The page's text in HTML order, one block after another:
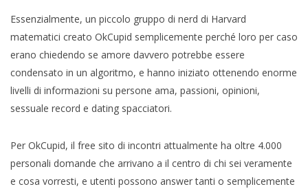
Essenzialmente, un piccolo gruppo di nerd di Harvard
matematici creato OkCupid semplicemente perché loro per caso
erano chiedendo se amore davvero potrebbe essere
condensato in un algoritmo, e hanno iniziato ottenendo enorme
livelli di informazioni su persone ama, passioni, opinioni,
sessuale record e dating spacciatori.
Per OkCupid, il free sito di incontri attualmente ha oltre 4.000
personali domande che arrivano a il centro di chi sei veramente
e cosa vorresti, e utenti possono answer tanti o semplicemente